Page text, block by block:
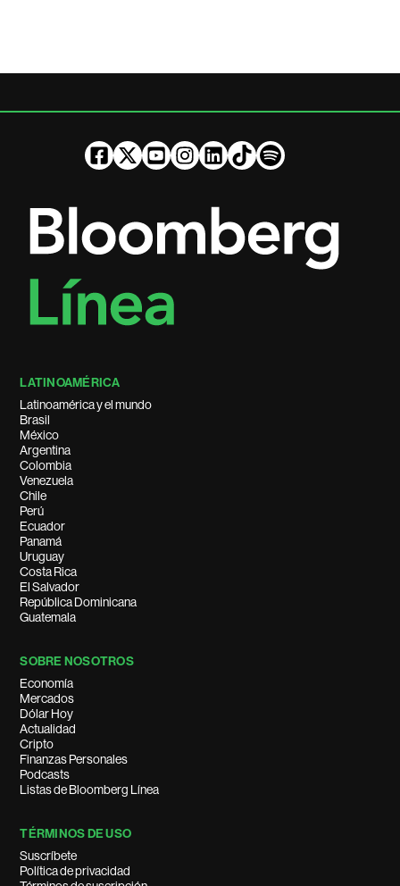
LATINOAMÉRICA
Latinoamérica y el mundo
Brasil
México
Argentina
Colombia
Venezuela
Chile
Perú
Ecuador
Panamá
Uruguay
Costa Rica
El Salvador
República Dominicana
Guatemala
SOBRE NOSOTROS
Economía
Mercados
Dólar Hoy
Actualidad
Cripto
Finanzas Personales
Podcasts
Listas de Bloomberg Línea
TÉRMINOS DE USO
Suscríbete
Política de privacidad